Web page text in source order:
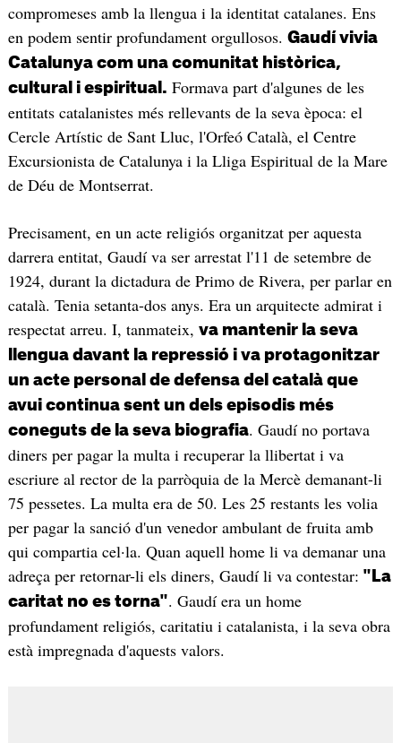
compromeses amb la llengua i la identitat catalanes. Ens
en podem sentir profundament orgullosos. Gaudí vivia
Catalunya com una comunitat històrica,
cultural i espiritual. Formava part d'algunes de les
entitats catalanistes més rellevants de la seva època: el
Cercle Artístic de Sant Lluc, l'Orfeó Català, el Centre
Excursionista de Catalunya i la Lliga Espiritual de la Mare
de Déu de Montserrat.
Precisament, en un acte religiós organitzat per aquesta
darrera entitat, Gaudí va ser arrestat l'11 de setembre de
1924, durant la dictadura de Primo de Rivera, per parlar en
català. Tenia setanta-dos anys. Era un arquitecte admirat i
respectat arreu. I, tanmateix, va mantenir la seva
llengua davant la repressió i va protagonitzar
un acte personal de defensa del català que
avui continua sent un dels episodis més
coneguts de la seva biografia. Gaudí no portava
diners per pagar la multa i recuperar la llibertat i va
escriure al rector de la parròquia de la Mercè demanant-li
75 pessetes. La multa era de 50. Les 25 restants les volia
per pagar la sanció d'un venedor ambulant de fruita amb
qui compartia cel·la. Quan aquell home li va demanar una
adreça per retornar-li els diners, Gaudí li va contestar: "La
caritat no es torna". Gaudí era un home
profundament religiós, caritatiu i catalanista, i la seva obra
està impregnada d'aquests valors.